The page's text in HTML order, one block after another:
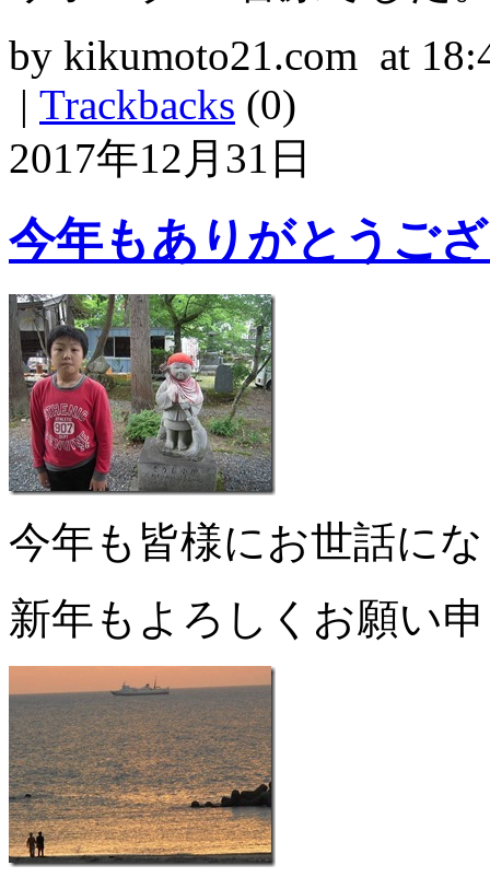
by kikumoto21.com at
| Trackbacks (0)
2017年12月31日
今年もありがとうご
今年も皆様にお世話に
新年もよろしくお願い